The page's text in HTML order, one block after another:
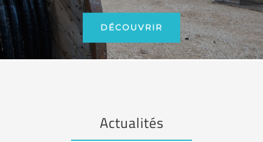
DÉCOUVRIR
Actualités